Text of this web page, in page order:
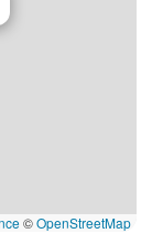
©OpenStreetMap